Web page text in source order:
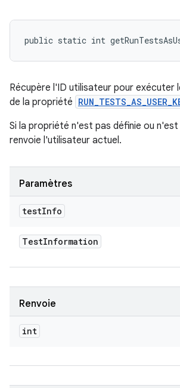
public static int
Récupère l'ID utilisateur pour
de la propriété
Si la propriété n'est pas définie ou n'est
renvoie l'utilisateur actuel.
Paramètres
testInfo
TestInformation
Renvoie
int